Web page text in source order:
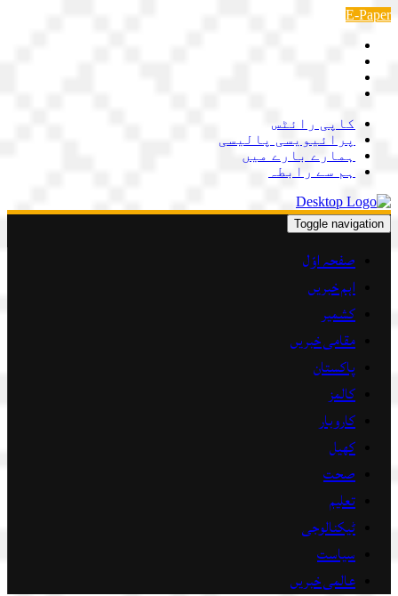
Skip
content
E-Paper
کاپی رائٹس
پرائیویسی پالیسی
ہمارے بارے میں
ہم سے رابطہ
Toggle navigation
صفحہ اوّل
اہم خبریں
کشمیر
مقامی خبریں
پاکستان
کالمز
کاروبار
کھیل
صحت
تعلیم
ٹیکنالوجی
سیاست
عالمی خبریں